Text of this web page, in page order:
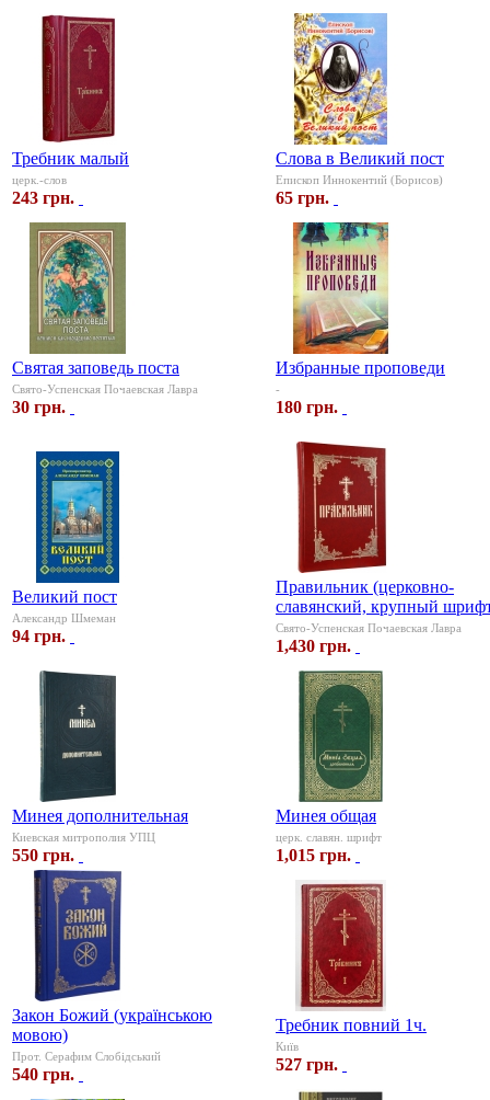
Требник малый
церк.-слов
243 грн.
Слова в Великий пост
Епископ Иннокентий (Борисов)
65 грн.
Святая заповедь поста
Свято-Успенская Почаевская Лавра
30 грн.
Избранные проповеди
-
180 грн.
Великий пост
Александр Шмеман
94 грн.
Правильник (церковно-
славянский, крупный
Свято-Успенская Почаевская Лавра
1,430 грн.
Минея дополнительная
Киевская митрополия УПЦ
550 грн.
Минея общая
церк. славян. шрифт
1,015 грн.
Закон Божий (українською
мовою)
Прот. Серафим Слобідський
540 грн.
Требник повний 1ч.
Київ
527 грн.